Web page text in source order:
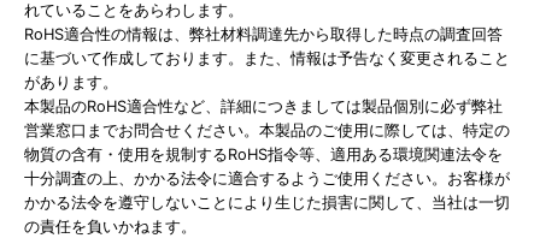
れていることをあらわします。
RoHS適合性の情報は、弊社材料調達先から取得した時点の調査回答
に基づいて作成しております。また、情報は予告なく変更されること
があります。
本製品のRoHS適合性など、詳細につきましては製品個別に必ず弊社
営業窓口までお問合せください。本製品のご使用に際しては、特定の
物質の含有・使用を規制するRoHS指令等、適用ある環境関連法令を
十分調査の上、かかる法令に適合するようご使用ください。お客様が
かかる法令を遵守しないことにより生じた損害に関して、当社は一切
の責任を負いかねます。